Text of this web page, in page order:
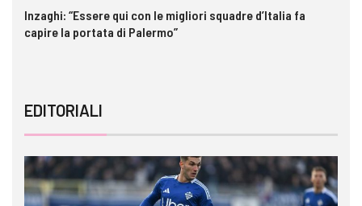
Inzaghi: “Essere qui con le migliori squadre d’Italia fa
capire la portata di Palermo”
EDITORIALI